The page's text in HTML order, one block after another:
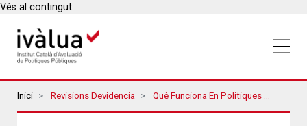
Vés al contingut
Breadcrumbs
Inici Revisions Devidencia Què Funciona En Polítiques Actives D’ocupació Per A Persones Amb Trastorns De Salut Mental? Una Revisió Sistemàtica De La Literatura